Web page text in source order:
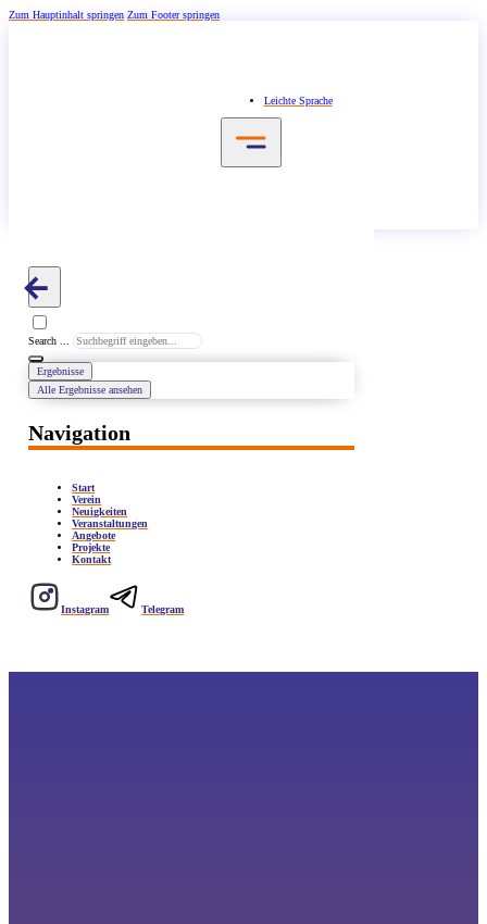
Zum Hauptinhalt springen Zum Footer springen
Leichte Sprache
Search ...
Ergebnisse
Alle Ergebnisse ansehen
Navigation
Start
Verein
Neuigkeiten
Veranstaltungen
Angebote
Projekte
Kontakt
Instagram Telegram